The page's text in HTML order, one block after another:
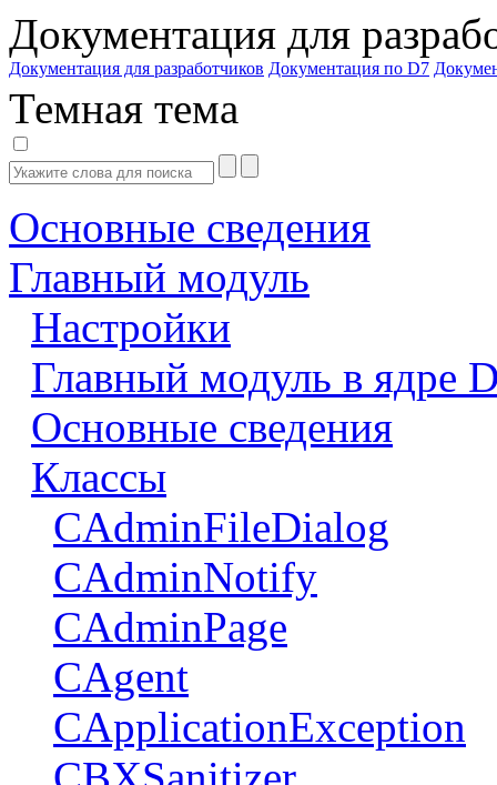
Документация для
Документация для разработчиков Документация по D7
Темная тема
Основные сведения
Главный модуль
Настройки
Главный модуль в ядре
Основные сведения
Классы
CAdminFileDialog
CAdminNotify
CAdminPage
CAgent
CApplicationException